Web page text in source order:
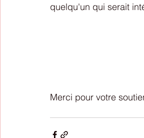
quelqu'un qui serait
Merci pour votre